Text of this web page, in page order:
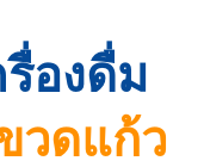
รื่องดื่ม
วดแก้ว